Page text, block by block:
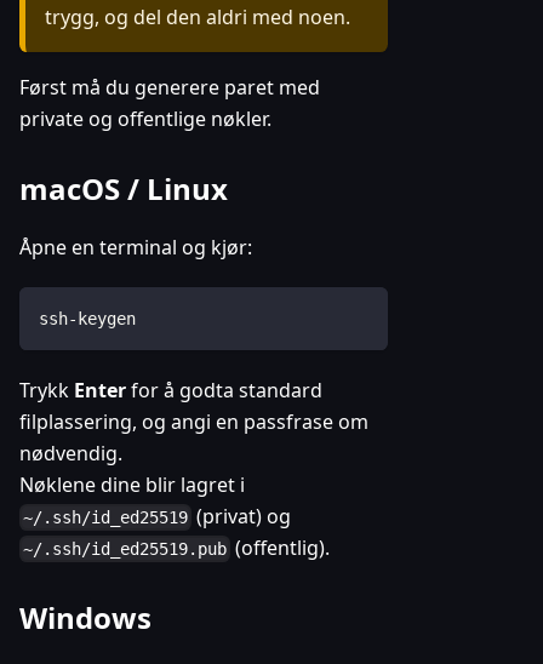
trygg, og del den aldri med noen.
Først må du generere paret med
private og offentlige nøkler.
macOS / Linux
Åpne en terminal og kjør:
ssh-keygen
Trykk Enterfor å godta standard
filplassering, og angi en passfrase om
nødvendig.
Nøklene dine blir lagret i
~/.ssh/id_ed25519 (privat) og
~/.ssh/id_ed25519.pub (offentlig).
Windows